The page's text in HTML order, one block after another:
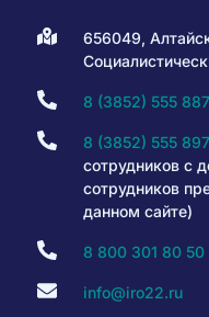
656049,
8 (3852) 555 887
8 (3852) 555 897
сотрудников с
сотрудников
данном сайте)
8 800 301 80 50
info@iro22.ru